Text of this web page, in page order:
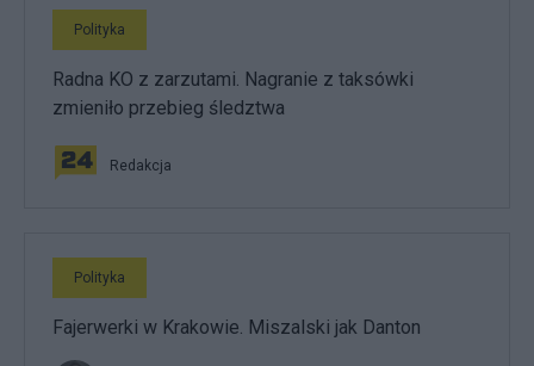
Polityka
Radna KO z zarzutami. Nagranie z taksówki
zmieniło przebieg śledztwa
Redakcja
Polityka
Fajerwerki w Krakowie. Miszalski jak Danton